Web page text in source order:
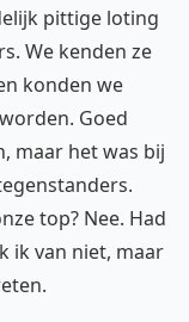
pittige loting
We kenden ze
konden we
Goed
maar het was bij
top? Nee. Had
ik van niet, maar